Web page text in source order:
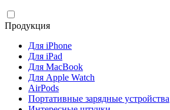
Продукция
Для iPhone
Для iPad
Для MacBook
Для Apple Watch
AirPods
Портативные зарядные устройства